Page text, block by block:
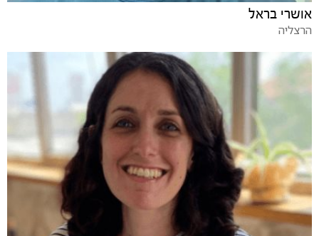
אושרי בראל
הרצליה